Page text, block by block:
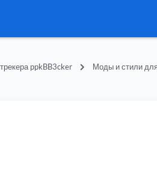
ppkBB3cker
Моды и стили